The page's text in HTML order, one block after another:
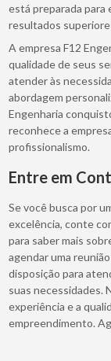
está preparada para
resultados
A empresa F12
qualidade de seus
atender às
abordagem
Engenharia
reconhece a
profissionalismo.
Entre em
Se você busca por
excelência, conte
para saber mais
agendar uma
disposição para
suas necessidades.
experiência e a
empreendimento.